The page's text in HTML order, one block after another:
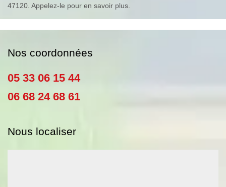
47120. Appelez-le pour en savoir plus.
Nos coordonnées
05 33 06 15 44
06 68 24 68 61
Nous localiser